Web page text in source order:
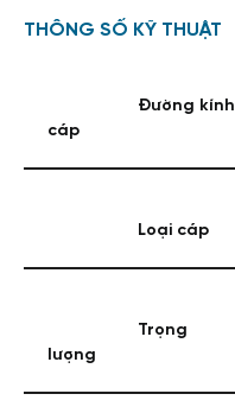
THÔNG SỐ KỸ THUẬT
Đường kính
cáp
Loại cáp
Trọng
lượng